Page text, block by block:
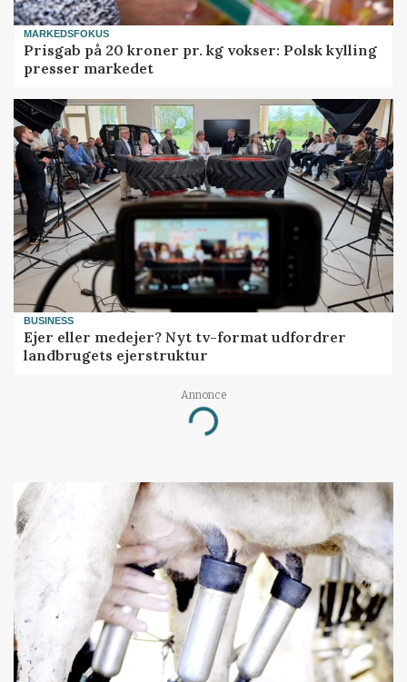
MARKEDSFOKUS
Prisgab på 20 kroner pr. kg vokser: Polsk kylling
presser markedet
BUSINESS
Ejer eller medejer? Nyt tv-format udfordrer
landbrugets ejerstruktur
Annonce
Loading...